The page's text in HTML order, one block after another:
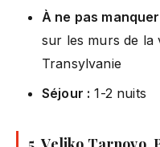
À ne pas
sur les murs de la
Transylvanie
Séjour : 1-2 nuits